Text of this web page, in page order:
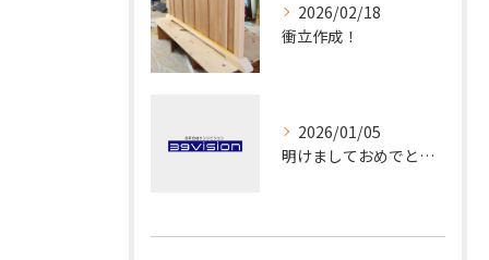
2026/02/18
衝立作成！
2026/01/05
明けましておめでとうございます！